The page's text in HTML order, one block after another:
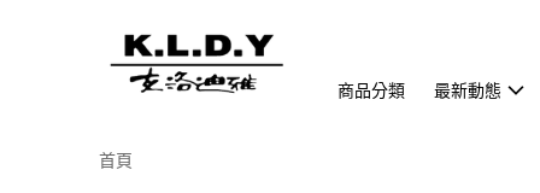
商品分類 最新動態
首頁